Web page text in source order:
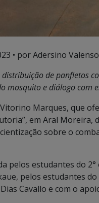
• por Adersino
de panfletos
mosquito e diálogo com
Vitorino Marques, que
em Aral
sobre o
pelos estudantes do
pelos estudantes
Cavallo e com o